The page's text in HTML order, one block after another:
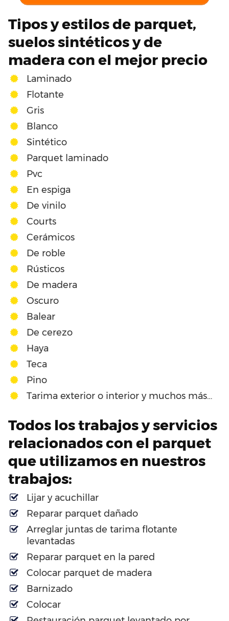
Tipos y estilos de parquet,
suelos sintéticos y de
madera con el mejor precio
Laminado
Flotante
Gris
Blanco
Sintético
Parquet laminado
Pvc
En espiga
De vinilo
Courts
Cerámicos
De roble
Rústicos
De madera
Oscuro
Balear
De cerezo
Haya
Teca
Pino
Tarima exterior o interior y muchos más…
Todos los trabajos y servicios
relacionados con el parquet
que utilizamos en nuestros
trabajos:
Lijar y acuchillar
Reparar parquet dañado
Arreglar juntas de tarima flotante
levantadas
Reparar parquet en la pared
Colocar parquet de madera
Barnizado
Colocar